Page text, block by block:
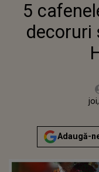
5
decoruri
Adaugă-